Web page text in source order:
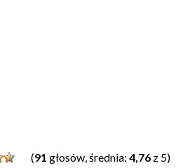
(91 głosów, średnia: 4,76 z 5)